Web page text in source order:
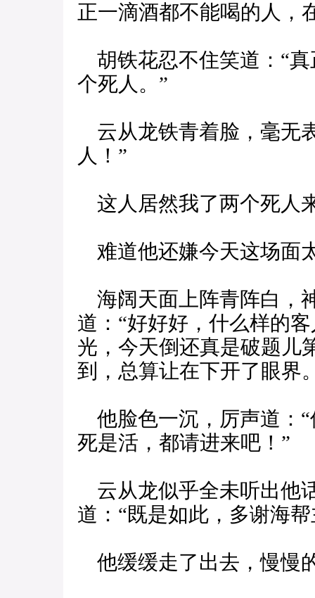
正一滴酒都不能喝的人，
胡铁花忍不住笑道：“
个死人。”
云从龙铁青着脸，毫无
人！”
这人居然我了两个死人
难道他还嫌今天这场面
海阔天面上阵青阵白，
道：“好好好，什么样的
光，今天倒还真是破题儿
到，总算让在下开了眼界
他脸色一沉，厉声道：
死是活，都请进来吧！”
云从龙似乎全未听出他
道：“既是如此，多谢海
他缓缓走了出去，慢慢